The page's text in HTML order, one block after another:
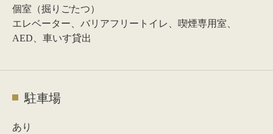
個室（掘りごたつ）
エレベーター、バリアフリートイレ、喫煙専用室、
AED、車いす貸出
駐車場
あり